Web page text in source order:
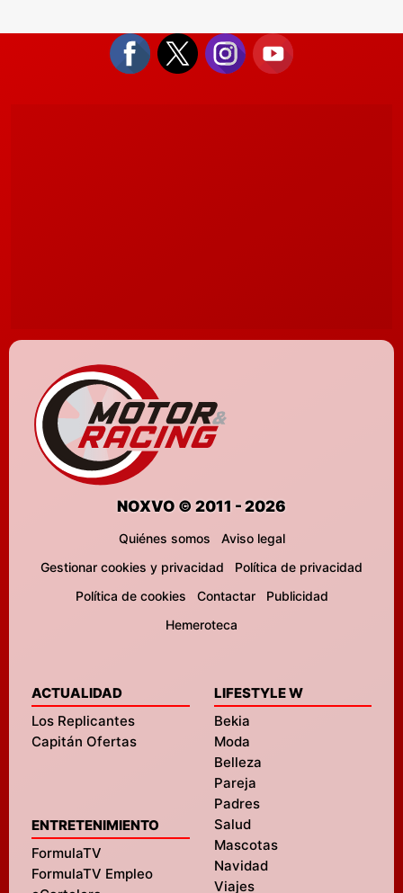
NOXVO © 2011 - 2026
Quiénes somos
Aviso legal
Gestionar cookies y privacidad
Política de privacidad
Política de cookies
Contactar
Publicidad
Hemeroteca
ACTUALIDAD
Los Replicantes
Capitán Ofertas
ENTRETENIMIENTO
FormulaTV
FormulaTV Empleo
LIFESTYLE W
Bekia
Moda
Belleza
Pareja
Padres
Salud
Mascotas
Navidad
Viajes